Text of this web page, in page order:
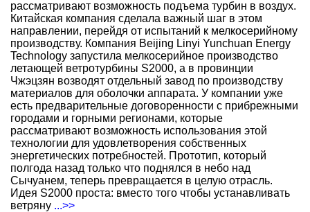
рассматривают возможность подъема турбин в воздух.
Китайская компания сделала важный шаг в этом
направлении, перейдя от испытаний к мелкосерийному
производству. Компания Beijing Linyi Yunchuan Energy
Technology запустила мелкосерийное производство
летающей ветротурбины S2000, а в провинции
Чжэцзян возводят отдельный завод по производству
материалов для оболочки аппарата. У компании уже
есть предварительные договоренности с прибрежными
городами и горными регионами, которые
рассматривают возможность использования этой
технологии для удовлетворения собственных
энергетических потребностей. Прототип, который
полгода назад только что поднялся в небо над
Сычуанем, теперь превращается в целую отрасль.
Идея S2000 проста: вместо того чтобы устанавливать
ветряну ...>>